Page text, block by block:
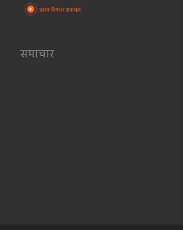
समाचार